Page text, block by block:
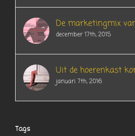
De marketingmix
december 17th, 2015
Uit de hoerenkast
januari 7th, 2016
Tags